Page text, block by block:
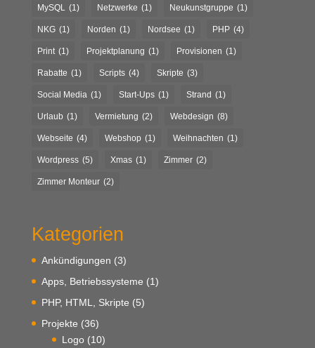
MySQL (1) Netzwerke (1) Neukunstgruppe (1)
NKG (1) Norden (1) Nordsee (1) PHP (4)
Print (1) Projektplanung (1) Provisionen (1)
Rabatte (1) Scripts (4) Skripte (3)
Social Media (1) Start-Ups (1) Strand (1)
Urlaub (1) Vermietung (2) Webdesign (8)
Webseite (4) Webshop (1) Weihnachten (1)
Wordpress (5) Xmas (1) Zimmer (2)
Zimmer Monteur (2)
Kategorien
Ankündigungen (3)
Apps, Betriebssysteme (1)
PHP, HTML, Skripte (5)
Projekte (36)
Logo(10)